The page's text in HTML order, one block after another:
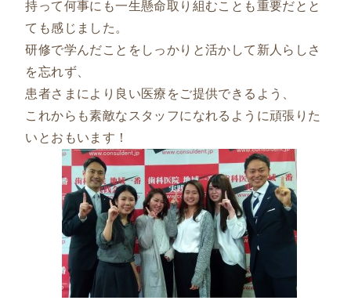
持って何事にも一生懸命取り組むことも重要だとと
ても感じました。
研修で学んだことをしっかりと活かして新人らしさ
を忘れず、
患者さまにより良い医療をご提供できるよう、
これからも素敵なスタッフになれるように頑張りた
いとおもいます！